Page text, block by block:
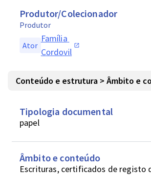
Produtor/Colecionador
Produtor
Ator
Família
Cordovil
Conteúdo e estrutura > Âmbito e
Tipologia documental
papel
Âmbito e conteúdo
Escrituras, certificados de registo